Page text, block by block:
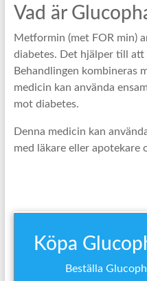
Vad är
Metformin (met FOR min)
diabetes. Det hjälper till
Behandlingen kombineras
medicin kan använda
mot diabetes.
Denna medicin kan
med läkare eller apotekare
Köpa
Beställa